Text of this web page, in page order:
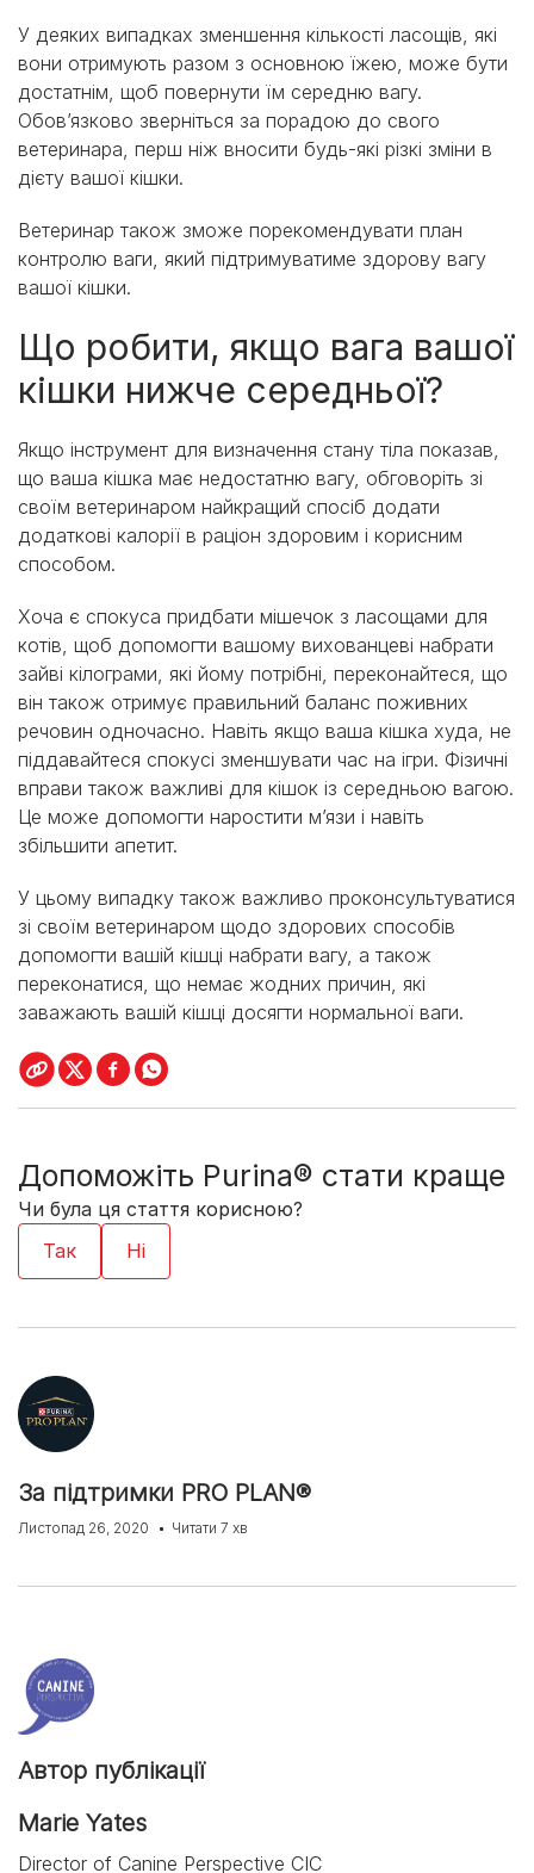
У деяких випадках зменшення кількості ласощів, які
вони отримують разом з основною їжею, може бути
достатнім, щоб повернути їм середню вагу.
Обов’язково зверніться за порадою до свого
ветеринара, перш ніж вносити будь-які різкі зміни в
дієту вашої кішки.
Ветеринар також зможе порекомендувати план
контролю ваги, який підтримуватиме здорову вагу
вашої кішки.
Що робити, якщо вага вашої
кішки нижче середньої?
Якщо інструмент для визначення стану тіла показав,
що ваша кішка має недостатню вагу, обговоріть зі
своїм ветеринаром найкращий спосіб додати
додаткові калорії в раціон здоровим і корисним
способом.
Хоча є спокуса придбати мішечок з ласощами для
котів, щоб допомогти вашому вихованцеві набрати
зайві кілограми, які йому потрібні, переконайтеся, що
він також отримує правильний баланс поживних
речовин одночасно. Навіть якщо ваша кішка худа, не
піддавайтеся спокусі зменшувати час на ігри. Фізичні
вправи також важливі для кішок із середньою вагою.
Це може допомогти наростити м’язи і навіть
збільшити апетит.
У цьому випадку також важливо проконсультуватися
зі своїм ветеринаром щодо здорових способів
допомогти вашій кішці набрати вагу, а також
переконатися, що немає жодних причин, які
заважають вашій кішці досягти нормальної ваги.
Допоможіть Purina® стати краще
Чи була ця стаття корисною?
За підтримки PRO PLAN®
Листопад 26, 2020 Читати 7 хв
Автор публікації
Marie Yates
Director of Canine Perspective CIC